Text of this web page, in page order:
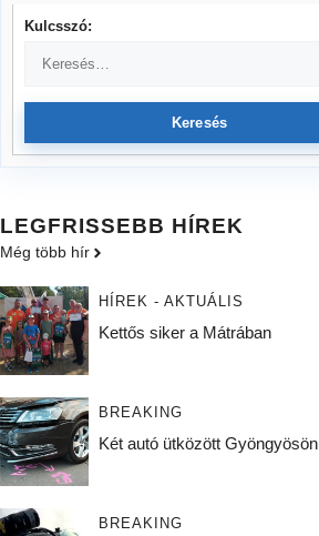
Kulcsszó:
Keresés
LEGFRISSEBB HÍREK
Még több hír
HÍREK - AKTUÁLIS
Kettős siker a Mátrában
BREAKING
Két autó ütközött Gyöngyösön
BREAKING